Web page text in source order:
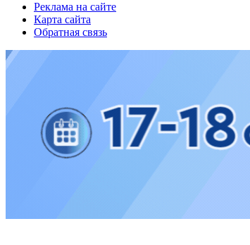
Реклама на сайте
Карта сайта
Обратная связь